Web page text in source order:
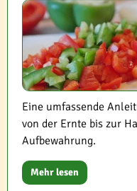
Eine umfassende
von der Ernte bis zur
Aufbewahrung.
Mehr lesen